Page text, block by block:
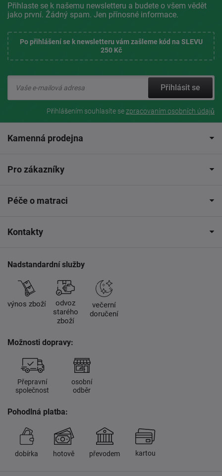
Přihlaste se k našemu newsletteru a budete o všem vědět
jako první. Žádný spam. Jen přínosné informace.
Po přihlášení se k newsletteru vám zašleme kód na SLEVU
250 Kč
Přihlásit se
Přihlášením souhlasíte sezpracovaním osobních údajů
Kamenná prodejna
Pro zákazníky
Péče o matraci
Kontakty
Nadstandardní služby
výnos zboží
odvoz
starého
zboží
večerní
doručení
Možnosti dopravy:
Přepravní
společnost
osobní
odběr
Pohodlná platba:
dobírka hotově převodem kartou